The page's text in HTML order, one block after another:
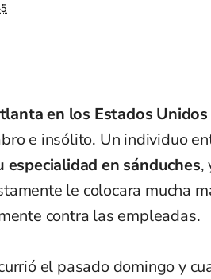
en los Estados Unidos
e insólito. Un individuo
especialidad en sánduches,
le colocara mucha
contra las empleadas.
el pasado domingo y